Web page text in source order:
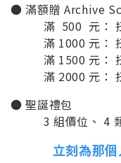
● 滿額贈 Archive
滿 500 元：
滿 1000 元：
滿 1500 元：
滿 2000 元：
● 聖誕禮包
3 組價位、 4
立刻為那